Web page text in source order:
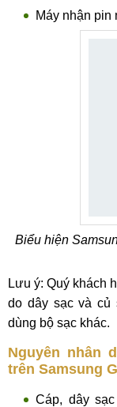
Máy nhận pin
Biểu hiện
Lưu ý: Quý khách
do dây sạc và củ
dùng bộ sạc khác.
Nguyên nhân
trên Samsung
Cáp, dây